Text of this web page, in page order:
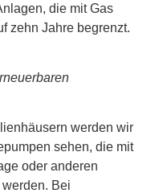
die mit Gas
zehn Jahre begrenzt.
werden wir
sehen, die mit
oder anderen
Bei